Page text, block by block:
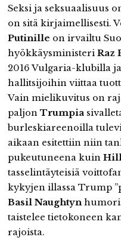
Seksi ja seksuaalisuus
on sitä kirjaimellisesti.
Putinille on irvailtu
hyökkäysministeri Raz
2016 Vulgaria-klubilla
hallitsijoihin viittaa
Vain mielikuvitus on
paljon Trumpia
burleskiareenoilla
aikaan esitettiin niin
pukeutuneena kuin
tasselintäyteisiä
kykyjen illassa Trump
Basil Naughtyn
taistelee tietokoneen
rajoista.